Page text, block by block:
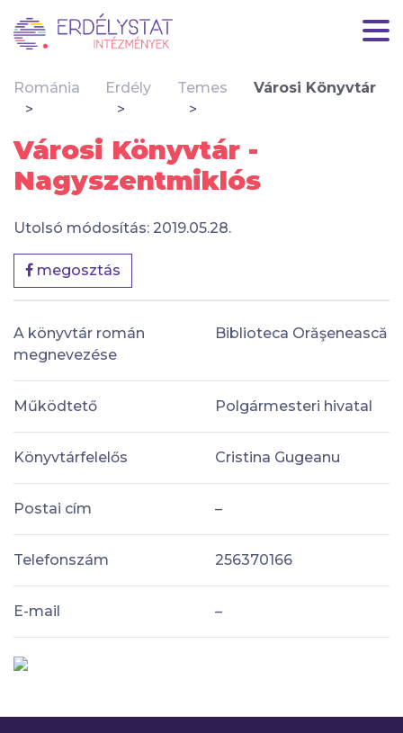
Románia Erdély Temes Városi Könyvtár
Városi Könyvtár -
Nagyszentmiklós
Utolsó módosítás: 2019.05.28.
megosztás
A könyvtár román
megnevezése
Biblioteca Orăşenească
Működtető Polgármesteri hivatal
Könyvtárfelelős Cristina Gugeanu
Postai cím –
Telefonszám 256370166
E-mail –